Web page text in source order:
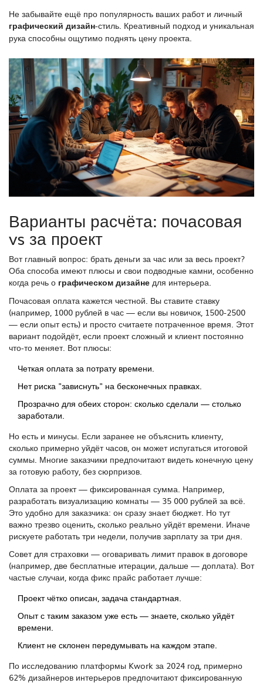
Не забывайте ещё про популярность ваших работ и личный
графический дизайн-стиль. Креативный подход и уникальная
рука способны ощутимо поднять цену проекта.
Варианты расчёта: почасовая
vs за проект
Вот главный вопрос: брать деньги за час или за весь проект?
Оба способа имеют плюсы и свои подводные камни, особенно
когда речь о графическом дизайне для интерьера.
Почасовая оплата кажется честной. Вы ставите ставку
(например, 1000 рублей в час — если вы новичок, 1500-2500
— если опыт есть) и просто считаете потраченное время. Этот
вариант подойдёт, если проект сложный и клиент постоянно
что-то меняет. Вот плюсы:
Четкая оплата за потрату времени.
Нет риска "зависнуть" на бесконечных правках.
Прозрачно для обеих сторон: сколько сделали — столько
заработали.
Но есть и минусы. Если заранее не объяснить клиенту,
сколько примерно уйдёт часов, он может испугаться итоговой
суммы. Многие заказчики предпочитают видеть конечную цену
за готовую работу, без сюрпризов.
Оплата за проект — фиксированная сумма. Например,
разработать визуализацию комнаты — 35 000 рублей за всё.
Это удобно для заказчика: он сразу знает бюджет. Но тут
важно трезво оценить, сколько реально уйдёт времени. Иначе
рискуете работать три недели, получив зарплату за три дня.
Совет для страховки — оговаривать лимит правок в договоре
(например, две бесплатные итерации, дальше — доплата). Вот
частые случаи, когда фикс прайс работает лучше:
Проект чётко описан, задача стандартная.
Опыт с таким заказом уже есть — знаете, сколько уйдёт
времени.
Клиент не склонен передумывать на каждом этапе.
По исследованию платформы Kwork за 2024 год, примерно
62% дизайнеров интерьеров предпочитают фиксированную